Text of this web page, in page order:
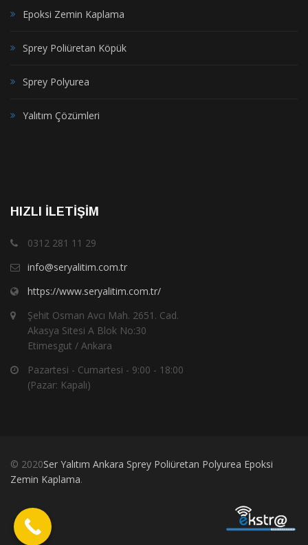
Epoksi Zemin Kaplama
Sprey Poliüretan Köpük
Sprey Polyurea
Yalıtım Çözümleri
HIZLI İLETIŞIM
0312 281 11 29
info@seryalitim.com.tr
https://www.seryalitim.com.tr/
Şehit Osman Avcı Mah. 2651. Cad.
Akasya Sitesi A Blok No:30
Etimesgut / Ankara
Pazartesi - Cumartesi - 9:00 - 18:00
(Pazar: Kapalı)
© 2020Ser Yalıtım Ankara Sprey Poliüretan Polyurea Epoksi
Zemin Kaplama.